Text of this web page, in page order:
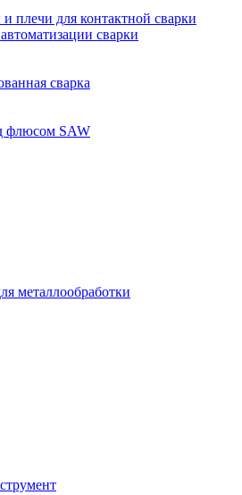
плечи для контактной сварки
сварки
сварка
флюсом SAW
металлообработки